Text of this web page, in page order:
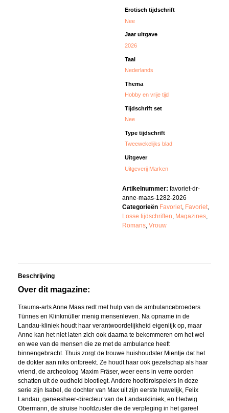
Erotisch tijdschrift
Nee
Jaar uitgave
2026
Taal
Nederlands
Thema
Hobby en vrije tijd
Tijdschrift set
Nee
Type tijdschrift
Tweewekelijks blad
Uitgever
Uitgeverij Marken
Artikelnummer: favoriet-dr-
anne-maas-1282-2026
Categorieën Favoriet, Favoriet,
Losse tijdschriften, Magazines,
Romans, Vrouw
Beschrijving
Over dit magazine:
Trauma-arts Anne Maas redt met hulp van de ambulancebroeders
Tünnes en Klinkmüller menig mensenleven. Na opname in de
Landau-kliniek houdt haar verantwoordelijkheid eigenlijk op, maar
Anne kan het niet laten zich ook daarna te bekommeren om het wel
en wee van de mensen die ze met de ambulance heeft
binnengebracht. Thuis zorgt de trouwe huishoudster Mientje dat het
de dokter aan niks ontbreekt. Ze houdt haar ook gezelschap als haar
vriend, de archeoloog Maxim Fräser, weer eens in verre oorden
schatten uit de oudheid blootlegt. Andere hoofdrolspelers in deze
serie zijn Isabel, de dochter van Max uit zijn eerste huwelijk, Felix
Landau, geneesheer-directeur van de Landaukliniek, en Hedwig
Obermann, de struise hoofdzuster die de verpleging in het gareel